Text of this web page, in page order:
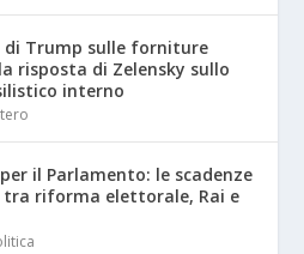
di Trump sulle forniture
risposta di Zelensky sullo
interno
il Parlamento: le scadenze
riforma elettorale, Rai e